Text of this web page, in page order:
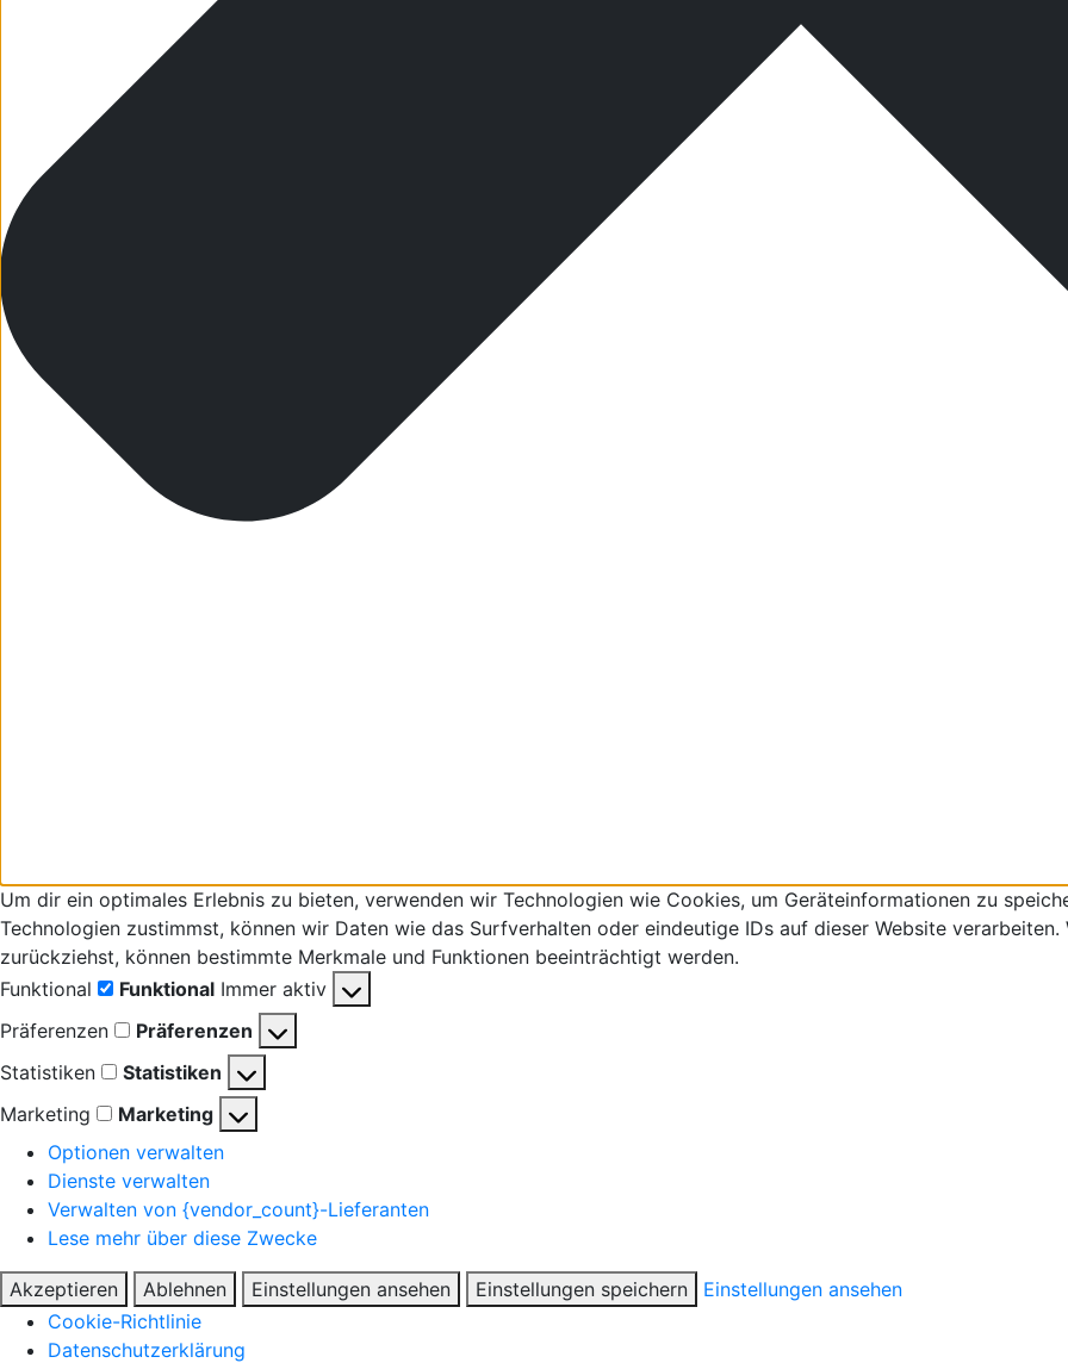
Um dir ein optimales Erlebnis zu bieten, verwenden wir Technologien wie Cookies, um Geräteinformationen zu
Technologien zustimmst, können wir Daten wie das Surfverhalten oder eindeutige IDs auf dieser Website
zurückziehst, können bestimmte Merkmale und Funktionen beeinträchtigt werden.
Funktional
Funktional Immer aktiv
Präferenzen
Präferenzen
Statistiken
Statistiken
Marketing
Marketing
Optionen verwalten
Dienste verwalten
Verwalten von {vendor_count}-Lieferanten
Lese mehr über diese Zwecke
Akzeptieren Ablehnen Einstellungen ansehen Einstellungen speichern
Einstellungen ansehen
Cookie-Richtlinie
Datenschutzerklärung